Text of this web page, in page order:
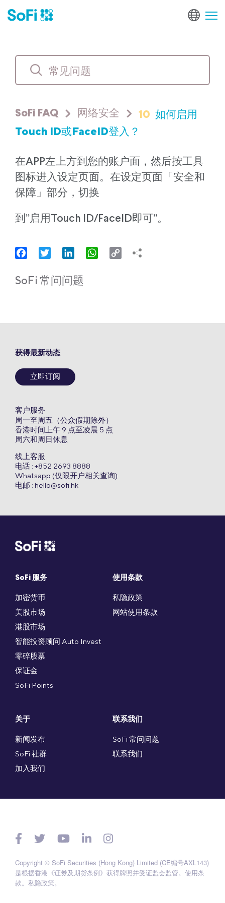
SoFi FAQ 网络安全 10 如何启用
Touch ID或FaceID登入？
在APP左上方到您的账户面，然后按工具
图标进入设定页面。在设定页面「安全和
保障」部分，切换
到”启用Touch ID/FaceID即可”。
FacebookTwitter LinkedInWhatsApp
Copy
SoFi 常问问题
SoFi 服务
加密货币
美股市场
港股市场
智能投资顾问 Auto Invest
零碎股票
保证金
SoFi Points
使用条款
私隐政策
网站使用条款
关于
新闻发布
SoFi 社群
加入我们
联系我们
SoFi 常问问题
联系我们
获得最新动态
立即订阅
客户服务
周一至周五（公众假期除外）
香港时间上午 9 点至凌晨 5 点
周六和周日休息
线上客服
电话 : +852 2693 8888
Whatsapp (仅限开户相关查询)
电邮 : hello@sofi.hk
Copyright © SoFi Securities (Hong Kong) Limited (CE编号AXL143)
是根据香港《证券及期货条例》获得牌照并受证监会监管。 使用条
款。 私隐政策。